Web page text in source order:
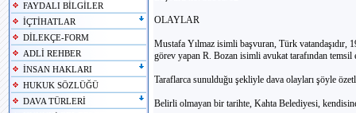
FAYDALI BİLGİLER
İÇTİHATLAR
DİLEKÇE-FORM
ADLİ REHBER
İNSAN HAKLARI
HUKUK SÖZLÜĞÜ
DAVA TÜRLERİ
OLAYLAR
Mustafa Yılmaz isimli başvuran, Türk vatandaşıdır,
görev yapan R. Bozan isimli avukat tarafından temsil
Taraflarca sunulduğu şekliyle dava olayları şöyle
Belirli olmayan bir tarihte, Kahta Belediyesi,